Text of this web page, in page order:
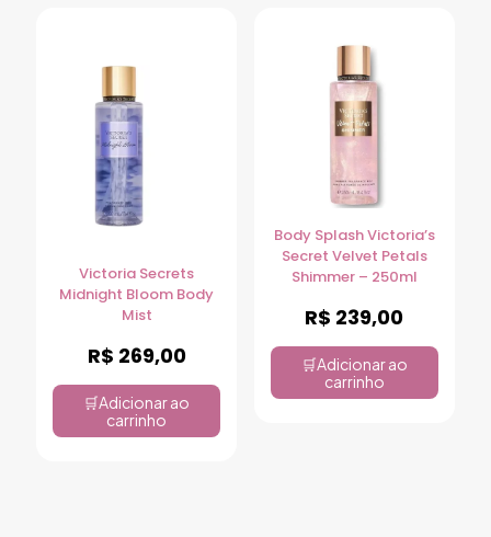
Victoria Secrets
Midnight Bloom Body
Mist
R$ 269,00
Adicionar ao
carrinho
Body Splash Victoria’s
Secret Velvet Petals
Shimmer – 250ml
R$ 239,00
Adicionar ao
carrinho